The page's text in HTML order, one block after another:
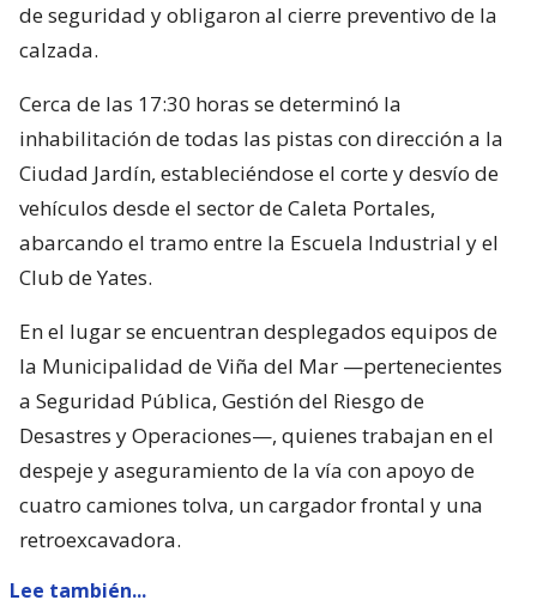
de seguridad y obligaron al cierre preventivo de la
calzada.
Cerca de las 17:30 horas se determinó la
inhabilitación de todas las pistas con dirección a la
Ciudad Jardín, estableciéndose el corte y desvío de
vehículos desde el sector de Caleta Portales,
abarcando el tramo entre la Escuela Industrial y el
Club de Yates.
En el lugar se encuentran desplegados equipos de
la Municipalidad de Viña del Mar —pertenecientes
a Seguridad Pública, Gestión del Riesgo de
Desastres y Operaciones—, quienes trabajan en el
despeje y aseguramiento de la vía con apoyo de
cuatro camiones tolva, un cargador frontal y una
retroexcavadora.
Lee también...